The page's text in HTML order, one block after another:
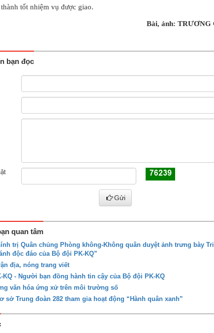
tốt nhiệm vụ được giao.
Bài, ảnh:
bạn đọc
Gửi
quan tâm
trị Quân chủng Phòng không-Không quân duyệt ảnh trưng bày
độc đáo của Bộ đội PK-KQ”
địa, nóng trang viết
KQ - Người bạn đồng hành tin cậy của Bộ đội PK-KQ
văn hóa ứng xử trên môi trường số
sở Trung đoàn 282 tham gia hoạt động “Hành quân xanh”